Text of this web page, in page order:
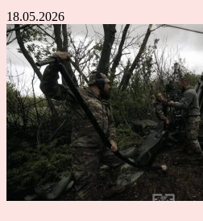
18.05.2026